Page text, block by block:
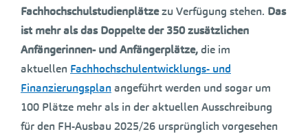
Fachhochschulstudienplätzezu Verfügung stehen. Das
ist mehr als das Doppelte der 350 zusätzlichen
Anfängerinnen- und Anfängerplätze,die im
aktuellen Fachhochschulentwicklungs- und
Finanzierungsplanangeführt werden und sogar um
100 Plätze mehr als in der aktuellen Ausschreibung
für den FH-Ausbau 2025/26 ursprünglich vorgesehen